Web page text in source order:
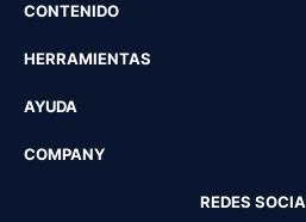
CONTENIDO
HERRAMIENTAS
AYUDA
COMPANY
REDES